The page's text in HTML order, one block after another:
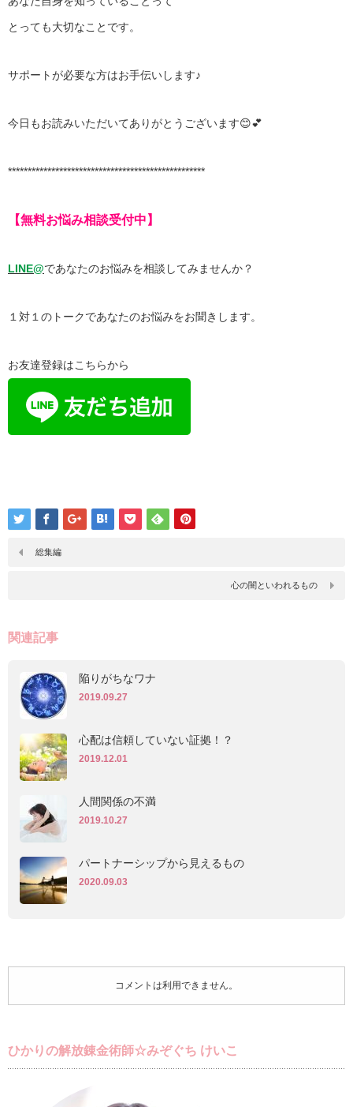
とっても大切なことです。
サポートが必要な方はお手伝いします♪
今日もお読みいただいてありがとうございます😊💕
**************************************************
【無料お悩み相談受付中】
LINE@であなたのお悩みを相談してみませんか？
１対１のトークであなたのお悩みをお聞きします。
お友達登録はこちらから
総集編
心の闇といわれるもの
関連記事
陥りがちなワナ
2019.09.27
心配は信頼していない証拠！？
2019.12.01
人間関係の不満
2019.10.27
パートナーシップから見えるもの
2020.09.03
コメントは利用できません。
ひかりの解放錬金術師☆みぞぐち けいこ